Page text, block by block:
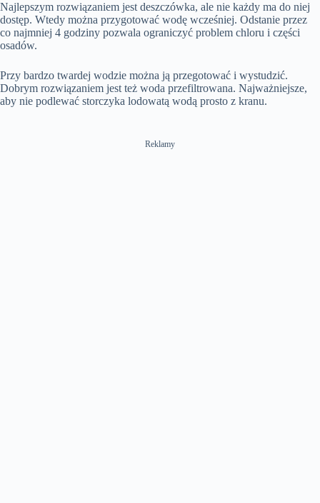
Najlepszym rozwiązaniem jest deszczówka, ale nie każdy ma do niej
dostęp. Wtedy można przygotować wodę wcześniej. Odstanie przez
co najmniej 4 godziny pozwala ograniczyć problem chloru i części
osadów.
Przy bardzo twardej wodzie można ją przegotować i wystudzić.
Dobrym rozwiązaniem jest też woda przefiltrowana. Najważniejsze,
aby nie podlewać storczyka lodowatą wodą prosto z kranu.
Reklamy